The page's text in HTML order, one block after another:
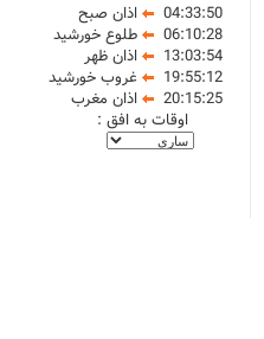
04:33:50
اذان صبح
06:10:28
طلوع خورشید
13:03:54
اذان ظهر
19:55:12
غروب خورشید
20:15:25
اذان مغرب
اوقات به افق :